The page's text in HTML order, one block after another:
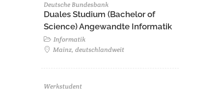
Deutsche Bundesbank
Duales Studium (Bachelor of
Science) Angewandte Informatik
Informatik
Mainz, deutschlandweit
Werkstudent